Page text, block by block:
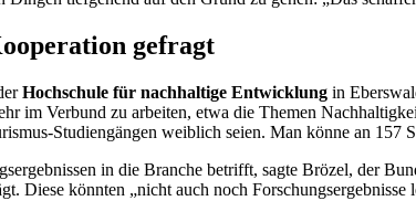
gefragt
Hochschule für nachhaltige Entwicklung in
im Verbund zu arbeiten, etwa die Themen
Studiengängen weiblich seien. Man könne an 157
in die Branche betrifft, sagte Brözel, der
Diese könnten „nicht auch noch Forschungsergebnisse